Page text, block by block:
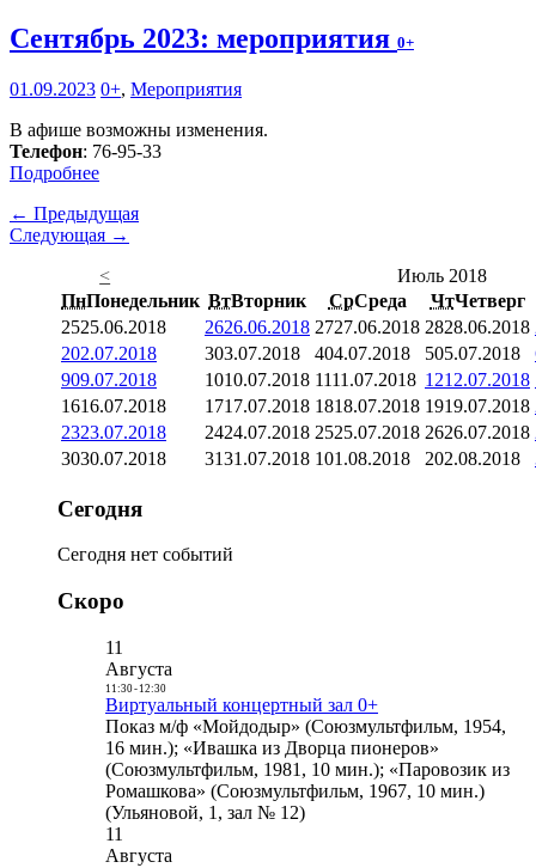
Сентябрь 2023: мероприятия 0+
01.09.2023 0+, Мероприятия
В афише возможны изменения.
Телефон: 76-95-33
Подробнее
← Предыдущая
Следующая →
<
Июль 2018
ПнПонедельник ВтВторник СрСреда ЧтЧетверг
2525.06.2018 2626.06.2018 2727.06.2018 2828.06.2018
202.07.2018 303.07.2018 404.07.2018 505.07.2018
909.07.2018 1010.07.2018 1111.07.2018 1212.07.2018
1616.07.2018 1717.07.2018 1818.07.2018 1919.07.2018
2323.07.2018 2424.07.2018 2525.07.2018 2626.07.2018
3030.07.2018 3131.07.2018 101.08.2018 202.08.2018
Сегодня
Сегодня нет событий
Скоро
11
Августа
11:30- 12:30
Виртуальный концертный зал 0+
Показ м/ф «Мойдодыр» (Союзмультфильм, 1954,
16 мин.); «Ивашка из Дворца пионеров»
(Союзмультфильм, 1981, 10 мин.); «Паровозик из
Ромашкова» (Союзмультфильм, 1967, 10 мин.)
(Ульяновой, 1, зал № 12)
11
Августа